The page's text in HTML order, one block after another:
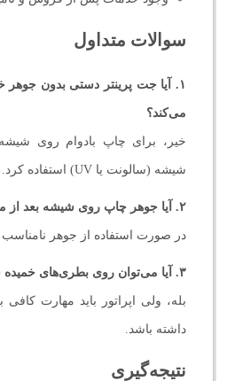
سوالات متداول
۱. آیا جت پرینتر دستی بدون
می‌کند؟
خیر، برای چاپ بادوام روی
شیشه (سالونت یا UV) استفاده کرد.
در صورت استفاده از جوهر نامناسب
بله، ولی اپراتور باید مهارت کافی
داشته باشد.
نتیجه‌گیری